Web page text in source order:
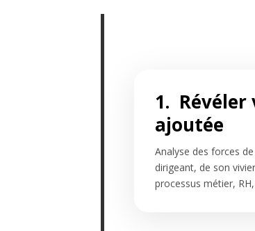
1.
ajoutée
Analyse des forces
dirigeant, de son
processus métier,